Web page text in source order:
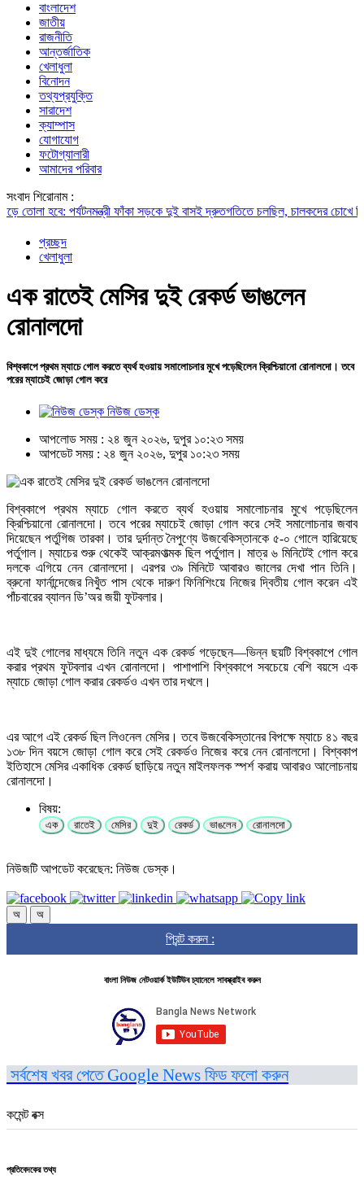
বাংলাদেশ
জাতীয়
রাজনীতি
আন্তর্জাতিক
খেলাধুলা
বিনোদন
তথ্যপ্রযুক্তি
সারাদেশ
ক্যাম্পাস
যোগাযোগ
ফটোগ্যালারী
আমাদের পরিবার
সংবাদ শিরোনাম :
হবে: পর্যটনমন্ত্রীফাঁকা সড়কে দুই বাসই দ্রুতগতিতে চলছিল, চালকদের চোখে ছিল
প্রচ্ছদ
খেলাধুলা
এক রাতেই মেসির দুই রেকর্ড ভাঙলেন
রোনালদো
বিশ্বকাপে প্রথম ম্যাচে গোল করতে ব্যর্থ হওয়ায় সমালোচনার মুখে পড়েছিলেন ক্রিশ্চিয়ানো রোনালদো। তবে
পরের ম্যাচেই জোড়া গোল করে
নিউজ ডেস্ক
আপলোড সময় : ২৪ জুন ২০২৬, দুপুর ১০:২৩ সময়
আপডেট সময় : ২৪ জুন ২০২৬, দুপুর ১০:২৩ সময়
বিশ্বকাপে প্রথম ম্যাচে গোল করতে ব্যর্থ হওয়ায় সমালোচনার মুখে পড়েছিলেন
ক্রিশ্চিয়ানো রোনালদো। তবে পরের ম্যাচেই জোড়া গোল করে সেই সমালোচনার জবাব
দিয়েছেন পর্তুগিজ তারকা। তার দুর্দান্ত নৈপুণ্যে উজবেকিস্তানকে ৫-০ গোলে হারিয়েছে
পর্তুগাল। ম্যাচের শুরু থেকেই আক্রমণাত্মক ছিল পর্তুগাল। মাত্র ৬ মিনিটেই গোল করে
দলকে এগিয়ে নেন রোনালদো। এরপর ৩৯ মিনিটে আবারও জালের দেখা পান তিনি।
ব্রুনো ফার্নান্দেজের নিখুঁত পাস থেকে দারুণ ফিনিশিংয়ে নিজের দ্বিতীয় গোল করেন এই
পাঁচবারের ব্যালন ডি’অর জয়ী ফুটবলার।
এই দুই গোলের মাধ্যমে তিনি নতুন এক রেকর্ড গড়েছেন—ভিন্ন ছয়টি বিশ্বকাপে গোল
করার প্রথম ফুটবলার এখন রোনালদো। পাশাপাশি বিশ্বকাপে সবচেয়ে বেশি বয়সে এক
ম্যাচে জোড়া গোল করার রেকর্ডও এখন তার দখলে।
এর আগে এই রেকর্ড ছিল লিওনেল মেসির। তবে উজবেকিস্তানের বিপক্ষে ম্যাচে ৪১ বছর
১৩৮ দিন বয়সে জোড়া গোল করে সেই রেকর্ডও নিজের করে নেন রোনালদো। বিশ্বকাপ
ইতিহাসে মেসির একাধিক রেকর্ড ছাড়িয়ে নতুন মাইলফলক স্পর্শ করায় আবারও আলোচনায়
রোনালদো।
বিষয়:
এক রাতেই মেসির দুই রেকর্ড ভাঙলেন রোনালদো
নিউজটি আপডেট করেছেন: নিউজ ডেস্ক।
অ অ
প্রিন্ট করুন :
বাংলা নিউজ নেটওয়ার্ক ইউটিউব চ্যানেলে সাবস্ক্রাইব করুন
সর্বশেষ খবর পেতে Google News ফিড ফলো করুন
কমেন্ট বক্স
প্রতিবেদকের তথ্য